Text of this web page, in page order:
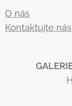
O nás
Kontaktujte nás